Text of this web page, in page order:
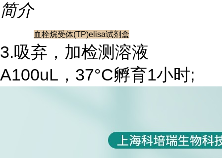
简介
血栓烷受体(TP)elisa试剂盒
3.吸弃，加检测溶液
A100uL，37°C孵育1小时;